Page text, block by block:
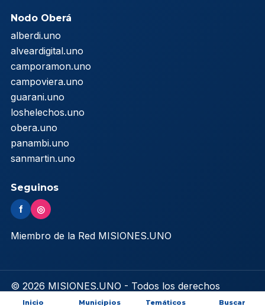
Nodo Oberá
alberdi.uno
alveardigital.uno
camporamon.uno
campoviera.uno
guarani.uno
loshelechos.uno
obera.uno
panambi.uno
sanmartin.uno
Seguinos
f ◎
Miembro de la Red MISIONES.UNO
© 2026 MISIONES.UNO - Todos los derechos
reservados
Inicio Municipios Temáticos Buscar